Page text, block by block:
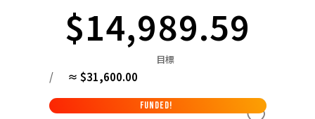
$14,989.59
目標
/ ≈ $31,600.00
FUNDED!